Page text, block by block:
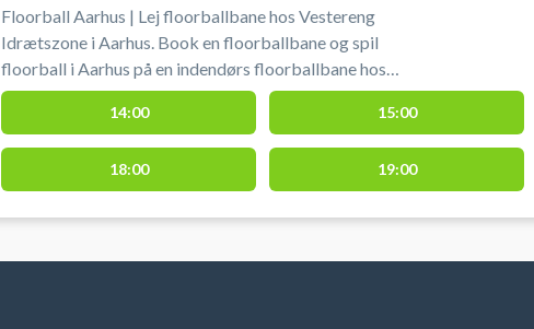
Floorball Aarhus | Lej floorballbane hos Vestereng
Idrætszone i Aarhus. Book en floorballbane og spil
floorball i Aarhus på en indendørs floorballbane hos
Vestereng Idrætszone. Floorballbanen i Aarhus udgør 1/3
fra hallen ved booking af floorballbane i Aarhus hos
Vestereng Idrætszone.
14:00 15:00
18:00 19:00